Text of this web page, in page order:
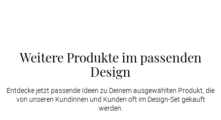
Weitere Produkte im passenden
Design
Entdecke jetzt passende Ideen zu Deinem ausgewählten Produkt, die
von unseren Kundinnen und Kunden oft im Design-Set gekauft
werden.